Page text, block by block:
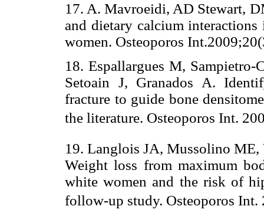
17. A. Mavroeidi, AD Stewart,
and dietary calcium
women. Osteoporos
18. Espallargues M,
Setoain J, Granados A.
fracture to guide bone
the literature. Osteoporos Int.
19. Langlois JA, Mussolino
Weight loss from maximum
white women and the risk of
follow-up study. Osteoporos Int.